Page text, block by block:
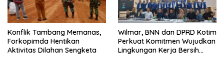
Konflik Tambang Memanas,
Forkopimda Hentikan
Aktivitas Dilahan Sengketa
Wilmar, BNN dan DPRD Kotim
Perkuat Komitmen Wujudkan
Lingkungan Kerja Bersih